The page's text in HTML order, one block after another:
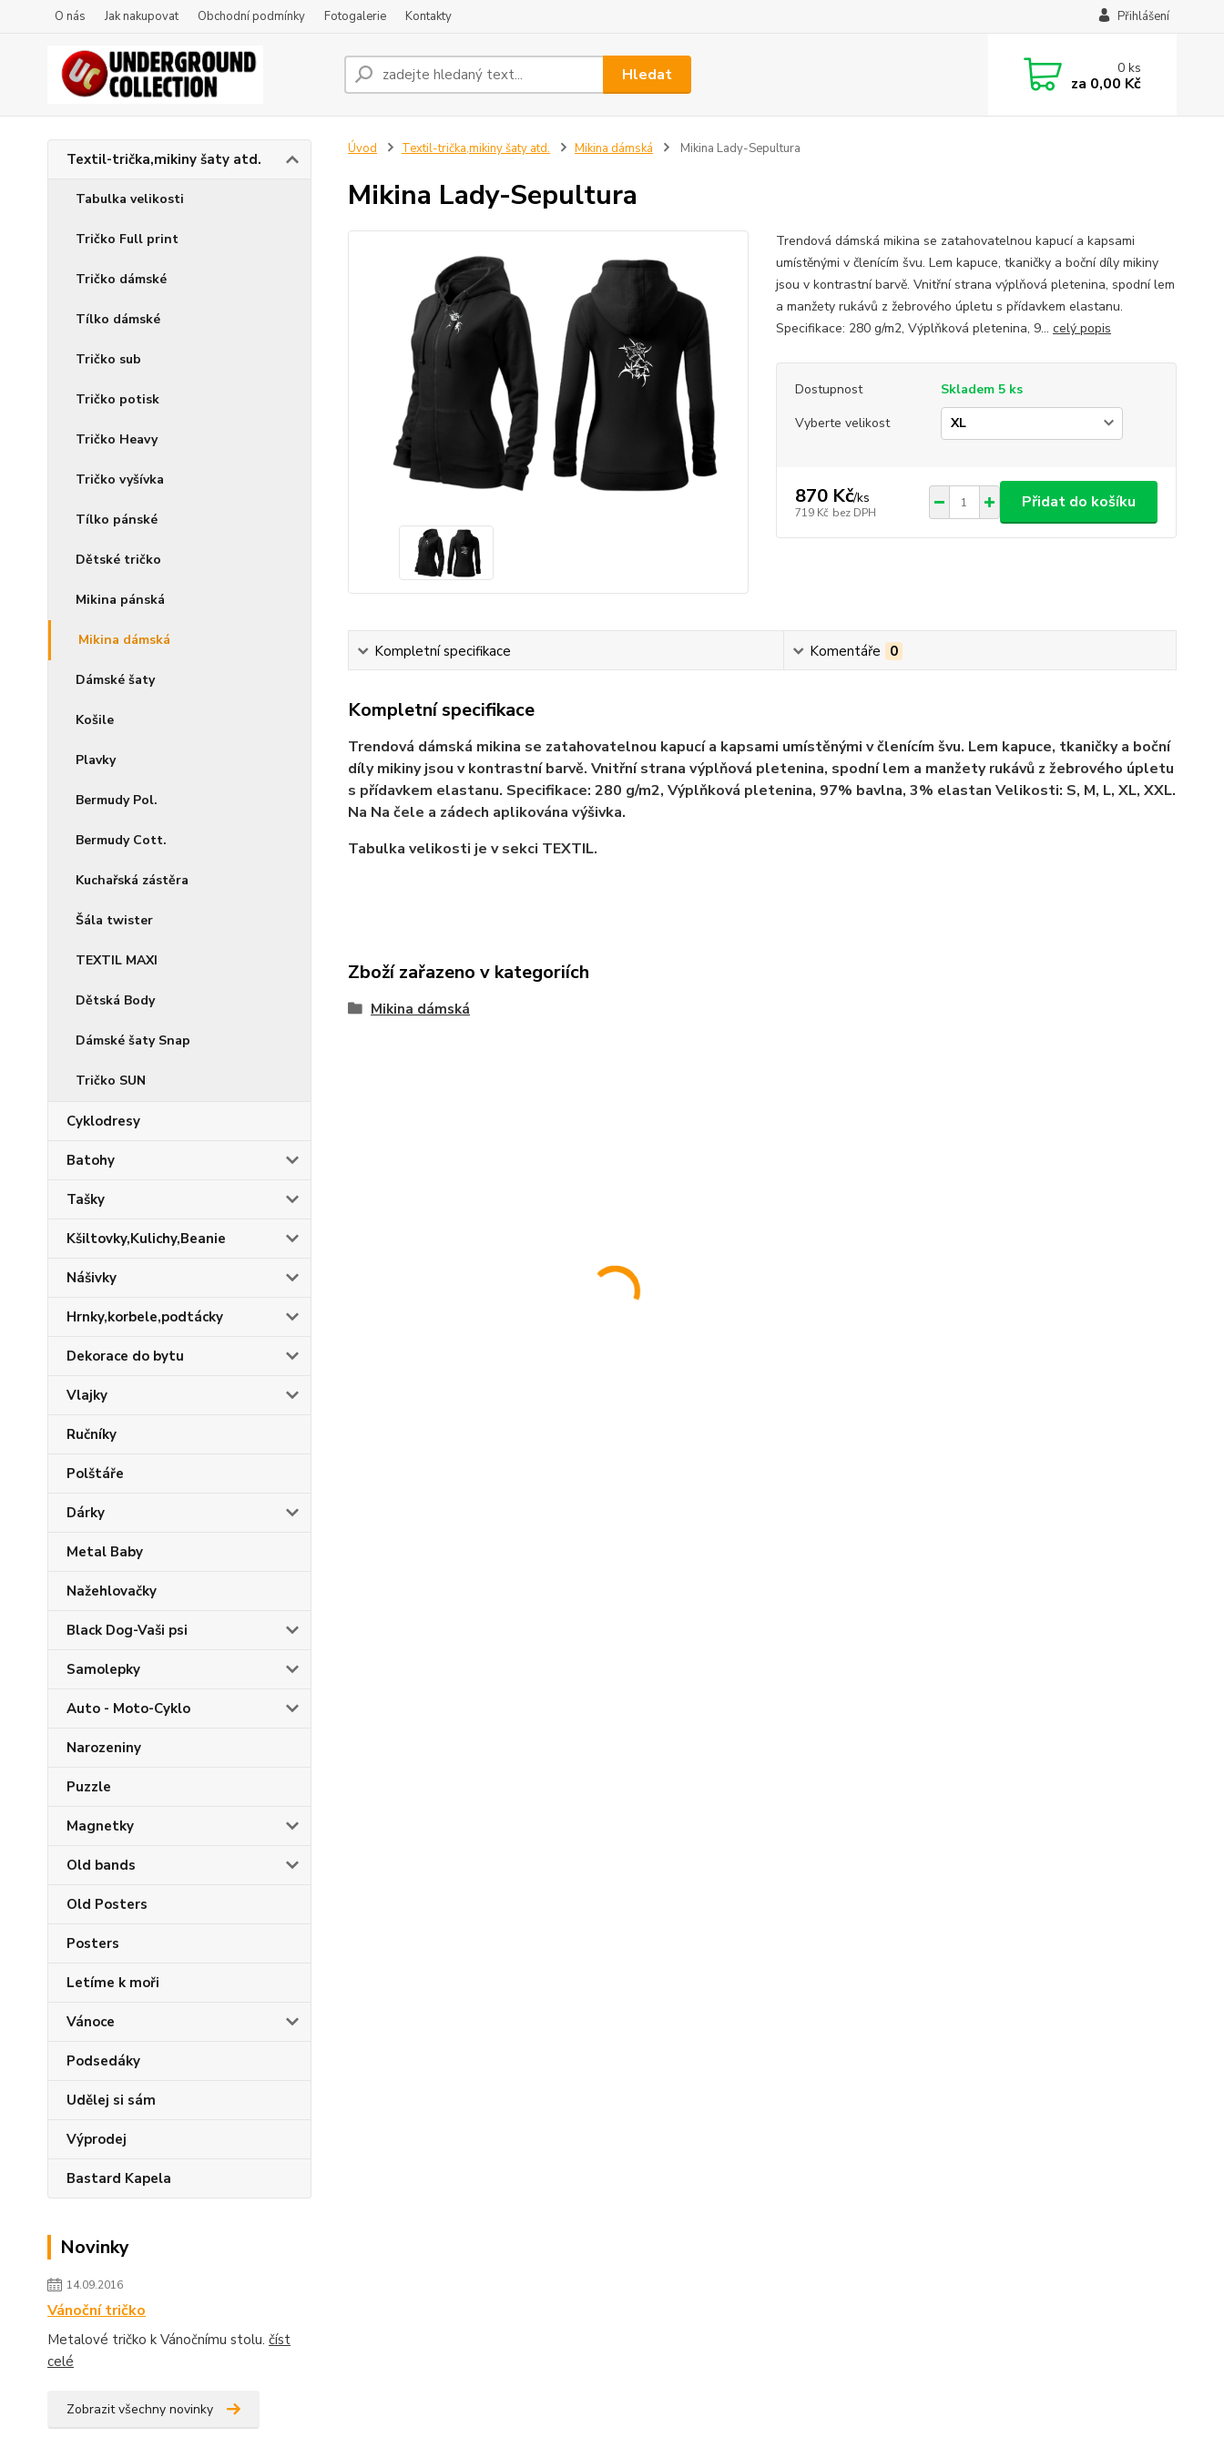
O nás Jak nakupovat Obchodní podmínky Fotogalerie Kontakty Přihlášení
Hledat 0ks
za 0,00 Kč
Textil-trička,mikiny šaty atd.
Tabulka velikosti
Tričko Full print
Tričko dámské
Tílko dámské
Tričko sub
Tričko potisk
Tričko Heavy
Tričko vyšívka
Tílko pánské
Dětské tričko
Mikina pánská
Mikina dámská
Dámské šaty
Košile
Plavky
Bermudy Pol.
Bermudy Cott.
Kuchařská zástěra
Šála twister
TEXTIL MAXI
Dětská Body
Dámské šaty Snap
Tričko SUN
Cyklodresy
Batohy
Tašky
Kšiltovky,Kulichy,Beanie
Nášivky
Hrnky,korbele,podtácky
Dekorace do bytu
Vlajky
Ručníky
Polštáře
Dárky
Metal Baby
Nažehlovačky
Black Dog-Vaši psi
Samolepky
Auto - Moto-Cyklo
Narozeniny
Puzzle
Magnetky
Old bands
Old Posters
Posters
Letíme k moři
Vánoce
Podsedáky
Udělej si sám
Výprodej
Bastard Kapela
Novinky
14.09.2016
Vánoční tričko
Metalové tričko k Vánočnímu stolu. číst
celé
Zobrazit všechny novinky
Úvod Textil-trička,mikiny šaty atd. Mikina dámská Mikina Lady-Sepultura
Mikina Lady-Sepultura
Trendová dámská mikina se zatahovatelnou kapucí a kapsami
umístěnými v členícím švu. Lem kapuce, tkaničky a boční díly mikiny
jsou v kontrastní barvě. Vnitřní strana výplňová pletenina, spodní lem
a manžety rukávů z žebrového úpletu s přídavkem elastanu.
Specifikace: 280 g/m2, Výplňková pletenina, 9... celý popis
Dostupnost
Skladem 5 ks
Vyberte velikost
870 Kč/ks
719 Kč bez DPH
Přidat do košíku
Kompletní specifikace Komentáře 0
Kompletní specifikace
Trendová dámská mikina se zatahovatelnou kapucí a kapsami umístěnými v členícím švu. Lem kapuce, tkaničky a boční
díly mikiny jsou v kontrastní barvě. Vnitřní strana výplňová pletenina, spodní lem a manžety rukávů z žebrového úpletu
s přídavkem elastanu. Specifikace: 280 g/m2, Výplňková pletenina, 97% bavlna, 3% elastan Velikosti: S, M, L, XL, XXL.
Na Na čele a zádech aplikována výšivka.
Tabulka velikosti je v sekci TEXTIL.
Zboží zařazeno v kategoriích
Mikina dámská